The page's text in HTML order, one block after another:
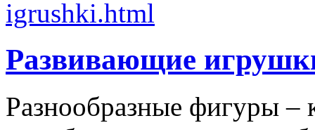
Развивающие
Разнообразные фигуры –